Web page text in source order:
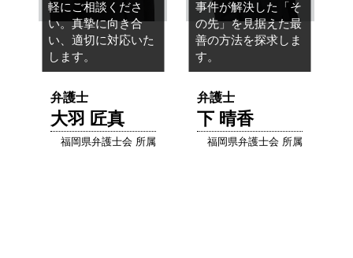
軽にご相談くださ
い。真摯に向き合
い、適切に対応いた
します。
弁護士
大羽 匠真
福岡県弁護士会 所属
事件が解決した「そ
の先」を見据えた最
善の方法を探求しま
す。
弁護士
下 晴香
福岡県弁護士会 所属